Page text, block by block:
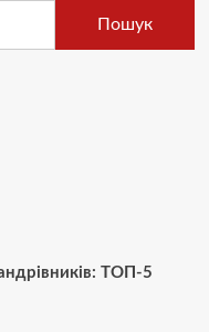
Пошук
ТОП-5